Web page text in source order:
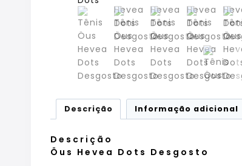
Descrição Informação adicional
Descrição
Öus Hevea Dots Desgosto